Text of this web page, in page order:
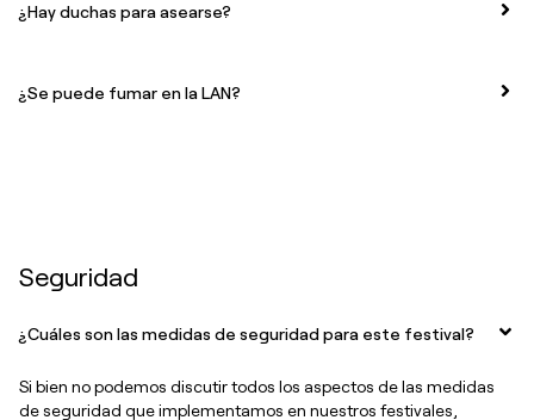
¿Hay duchas para asearse?
¿Se puede fumar en la LAN?
Seguridad
¿Cuáles son las medidas de seguridad para este festival?
Si bien no podemos discutir todos los aspectos de las medidas
de seguridad que implementamos en nuestros festivales,